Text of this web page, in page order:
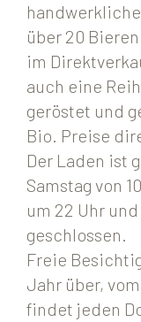
über 20
im
auch eine
geröstet und
Bio. Preise
Der Laden ist
Samstag von
um 22 Uhr
geschlossen.
Freie
Jahr über,
findet jeden